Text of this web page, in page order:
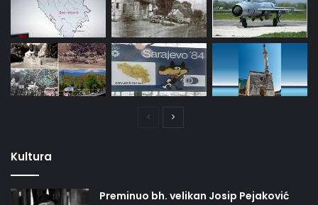
PrethodnaNaredna
Kultura
Preminuo bh. velikan Josip Pejaković